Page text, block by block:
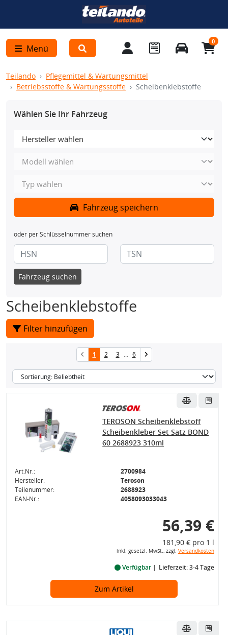
Menü
0
Teilando
Pflegemittel & Wartungsmittel
Betriebsstoffe & Wartungsstoffe
Scheibenklebstoffe
Wählen Sie Ihr Fahrzeug
Fahrzeug speichern
oder per Schlüsselnummer suchen
Fahrzeug suchen
Scheibenklebstoffe
Filter hinzufügen
1 2 3 ... 6
TEROSON Scheibenklebstoff
Scheibenkleber Set Satz BOND
60 2688923 310ml
Art.Nr.:
2700984
Hersteller:
Teroson
Teilenummer:
2688923
EAN-Nr.:
4058093033043
56,39 €
181,90 € pro 1 l
inkl. gesetzl. MwSt., zzgl. Versandkosten
Verfügbar Lieferzeit: 3-4 Tage
Zum Artikel